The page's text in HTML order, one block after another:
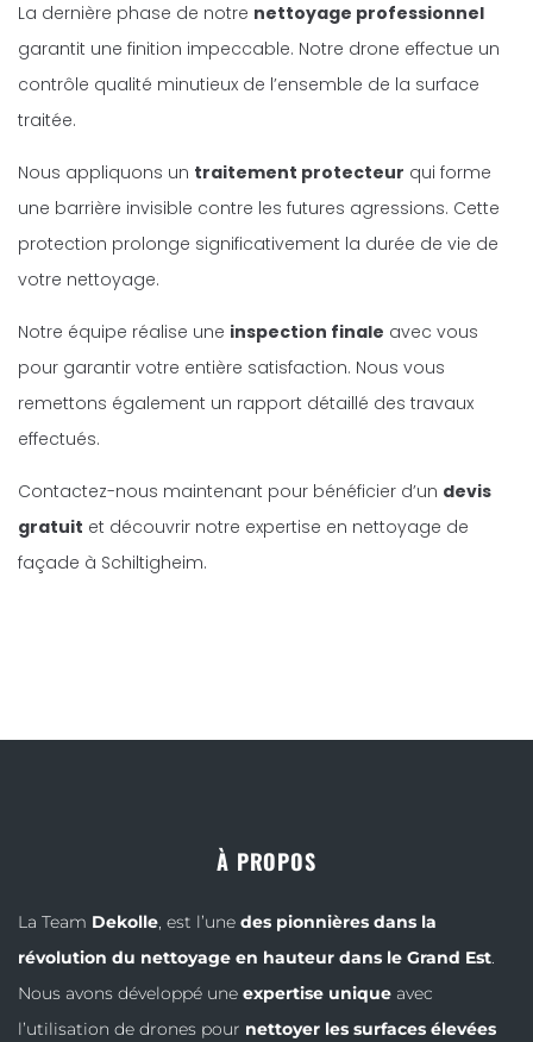
La dernière phase de notre nettoyage professionnel
garantit une finition impeccable. Notre drone effectue un
contrôle qualité minutieux de l’ensemble de la surface
traitée.
Nous appliquons un traitement protecteur qui forme
une barrière invisible contre les futures agressions. Cette
protection prolonge significativement la durée de vie de
votre nettoyage.
Notre équipe réalise une inspection finale avec vous
pour garantir votre entière satisfaction. Nous vous
remettons également un rapport détaillé des travaux
effectués.
Contactez-nous maintenant pour bénéficier d’un devis
gratuit et découvrir notre expertise en nettoyage de
façade à Schiltigheim.
À PROPOS
La Team Dekolle, est l’une des pionnières dans la
révolution du nettoyage en hauteur dans le Grand Est.
Nous avons développé une expertise unique avec
l’utilisation de drones pour nettoyer les surfaces élevées